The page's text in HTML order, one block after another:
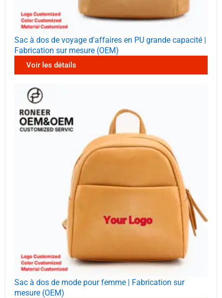
Sac à dos de voyage d'affaires en PU grande capacité |
Fabrication sur mesure (OEM)
Voir les détails
Sac à dos de mode pour femme | Fabrication sur
mesure (OEM)